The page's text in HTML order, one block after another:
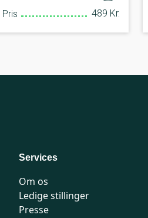
Pris 489 Kr.
Services
Om os
Ledige stillinger
Presse